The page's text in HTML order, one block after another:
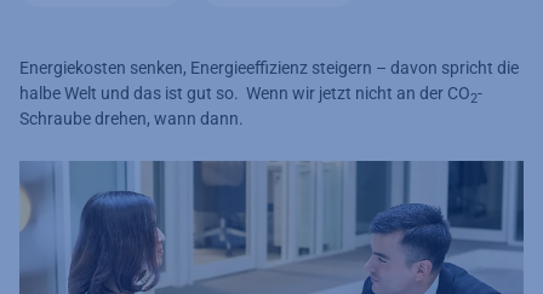
Energiekosten senken, Energieeffizienz steigern – davon spricht die
halbe Welt und das ist gut so. Wenn wir jetzt nicht an der CO2-
Schraube drehen, wann dann.